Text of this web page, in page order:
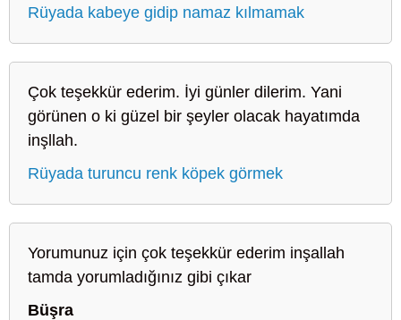
Rüyada kabeye gidip namaz kılmamak
Çok teşekkür ederim. İyi günler dilerim. Yani
görünen o ki güzel bir şeyler olacak hayatımda
inşllah.
Rüyada turuncu renk köpek görmek
Yorumunuz için çok teşekkür ederim inşallah
tamda yorumladığınız gibi çıkar
Büşra